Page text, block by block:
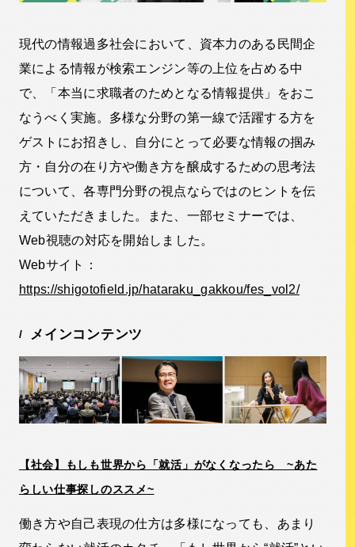
現代の情報過多社会において、資本力のある民間企
業による情報が検索エンジン等の上位を占める中
で、「本当に求職者のためとなる情報提供」をおこ
なうべく実施。多様な分野の第一線で活躍する方を
ゲストにお招きし、自分にとって必要な情報の掴み
方・自分の在り方や働き方を醸成するための思考法
について、各専門分野の視点ならではのヒントを伝
えていただきました。また、一部セミナーでは、
Web視聴の対応を開始しました。
Webサイト：
https://shigotofield.jp/hataraku_gakkou/fes_vol2/
メインコンテンツ
【社会】もしも世界から「就活」がなくなったら ~あた
らしい仕事探しのススメ~
働き方や自己表現の仕方は多様になっても、あまり